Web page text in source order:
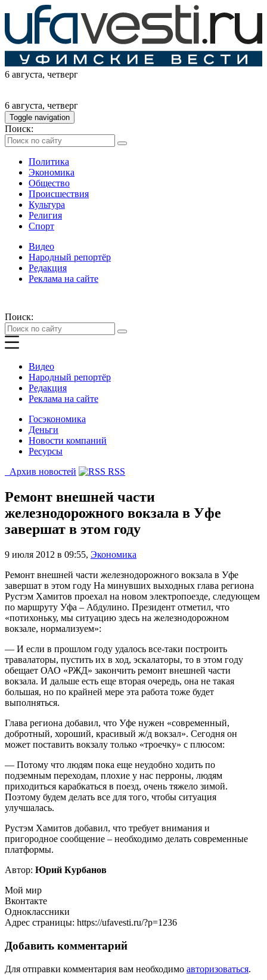
6 августа, четверг
6 августа, четверг
Toggle navigation
Поиск:
Политика
Экономика
Общество
Происшествия
Культура
Религия
Спорт
Видео
Народный репортёр
Редакция
Реклама на сайте
Поиск:
Видео
Народный репортёр
Редакция
Реклама на сайте
Госэкономика
Деньги
Новости компаний
Ресурсы
Архив новостей
RSS
Ремонт внешней части
железнодорожного вокзала в Уфе
завершат в этом году
9 июля 2012 в 09:55, Экономика
Ремонт внешней части железнодорожного вокзала в Уфе
завершат в этом году На минувших выходных глава региона
Рустэм Хамитов проехал на новом электропоезде, следующем
по маршруту Уфа – Абдулино. Президент отметил, что
«потихоньку, мы ситуацию здесь на железнодорожном
вокзале, нормализуем»:
— И если в прошлом году удалось все-таки построить
травалаторы, пустить их в ход, эскалаторы, то в этом году
обещает ОАО «РЖД» закончить ремонт внешней части
вокзала. И дальше есть еще вторая очередь, она не такая
большая, но по крайней мере эта работа тоже будет
выполняться.
Глава региона добавил, что Уфе нужен «современный,
добротный, хороший, красивый ж/д вокзал». Сегодня он
может поставить вокзалу только «троечку» с плюсом:
— Потому что людям пока еще неудобно ходить по
подземным переходам, плохие у нас перроны, людям
приходиться карабкаться в поезд, очень тяжело зимой.
Поэтому будем делать все для того, чтобы ситуация
улучшалась.
Рустэм Хамитов добавил, что требует внимания и
пригородное сообщение – необходимо делать современные
платформы.
Автор: Юрий Курбанов
Мой мир
Вконтакте
Одноклассники
Адрес страницы: https://ufavesti.ru/?p=1236
Добавить комментарий
Для отправки комментария вам необходимо авторизоваться.